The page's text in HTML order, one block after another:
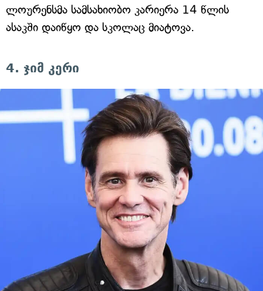
ლოურენსმა სამსახიობო კარიერა 14 წლის
ასაკში დაიწყო და სკოლაც მიატოვა.
4. ჯიმ კერი